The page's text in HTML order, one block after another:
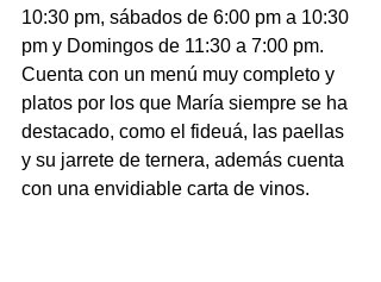
10:30 pm, sábados de 6:00 pm a 10:30
pm y Domingos de 11:30 a 7:00 pm.
Cuenta con un menú muy completo y
platos por los que María siempre se ha
destacado, como el fideuá, las paellas
y su jarrete de ternera, además cuenta
con una envidiable carta de vinos.